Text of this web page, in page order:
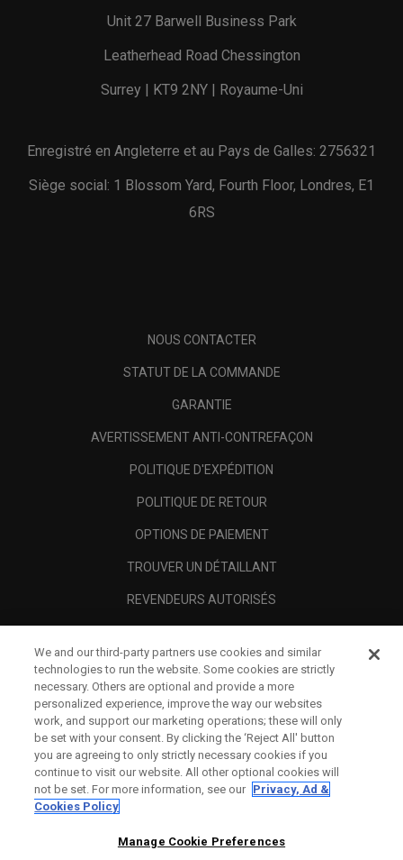
Unit 27 Barwell Business Park
Leatherhead Road Chessington
Surrey | KT9 2NY | Royaume-Uni
Enregistré en Angleterre et au Pays de Galles: 2756321
Siège social: 1 Blossom Yard, Fourth Floor, Londres, E1
6RS
NOUS CONTACTER
STATUT DE LA COMMANDE
GARANTIE
AVERTISSEMENT ANTI-CONTREFAÇON
POLITIQUE D'EXPÉDITION
POLITIQUE DE RETOUR
OPTIONS DE PAIEMENT
TROUVER UN DÉTAILLANT
REVENDEURS AUTORISÉS
A PROPOS
MENTIONS LÉGALES
We and our third-party partners use cookies and similar
technologies to run the website. Some cookies are strictly
necessary. Others are optional and provide a more
personalized experience, improve the way our websites
work, and support our marketing operations; these will only
be set with your consent. By clicking the ‘Reject All' button
you are agreeing to only strictly necessary cookies if you
continue to visit our website. All other optional cookies will
not be set. For more information, see our Privacy, Ad &
Cookies Policy
Manage Cookie Preferences